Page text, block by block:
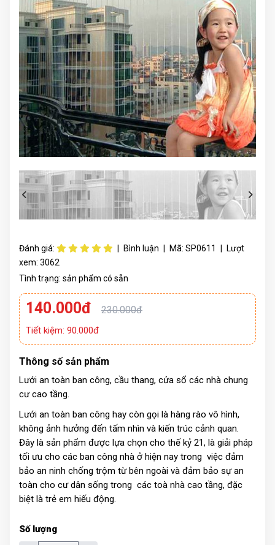
Đánh giá: Bình luận Mã: SP0611
Lượt
xem: 3062
Tình trạng: sản phẩm có sẵn
140.000đ 230.000đ
Tiết kiệm: 90.000đ
Thông số sản phẩm
Lưới an toàn ban công, cầu thang, cửa sổ các nhà chung
cư cao tầng.
Lưới an toàn ban công hay còn gọi là hàng rào vô hình,
không ảnh hưởng đến tấm nhìn và kiến trúc cảnh quan.
Đây là sản phẩm được lựa chọn cho thế kỷ 21, là giải pháp
tối ưu cho các ban công nhà ở hiện nay trong việc đảm
bảo an ninh chống trộm từ bên ngoài và đảm bảo sự an
toàn cho cư dân sống trong các toà nhà cao tầng, đặc
biệt là trẻ em hiếu động.
Số lượng